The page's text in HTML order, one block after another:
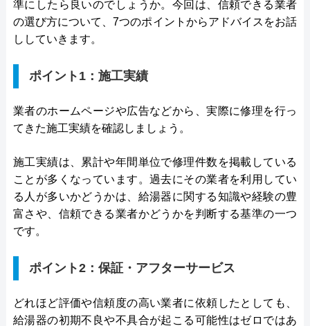
準にしたら良いのでしょうか。今回は、信頼できる業者
の選び方について、7つのポイントからアドバイスをお話
ししていきます。
ポイント1：施工実績
業者のホームページや広告などから、実際に修理を行っ
てきた施工実績を確認しましょう。
施工実績は、累計や年間単位で修理件数を掲載している
ことが多くなっています。過去にその業者を利用してい
る人が多いかどうかは、給湯器に関する知識や経験の豊
富さや、信頼できる業者かどうかを判断する基準の一つ
です。
ポイント2：保証・アフターサービス
どれほど評価や信頼度の高い業者に依頼したとしても、
給湯器の初期不良や不具合が起こる可能性はゼロではあ